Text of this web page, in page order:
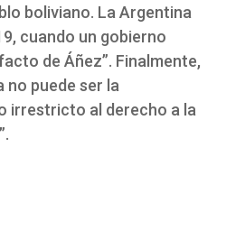
boliviano. La Argentina
cuando un gobierno
de Áñez”. Finalmente,
no puede ser la
irrestricto al derecho a la